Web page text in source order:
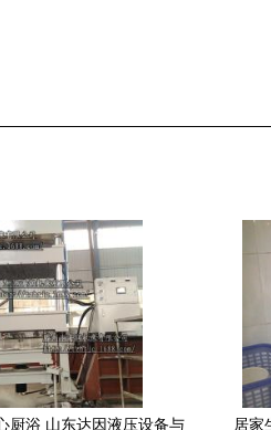
厨浴 山东达因液压设备与
居家